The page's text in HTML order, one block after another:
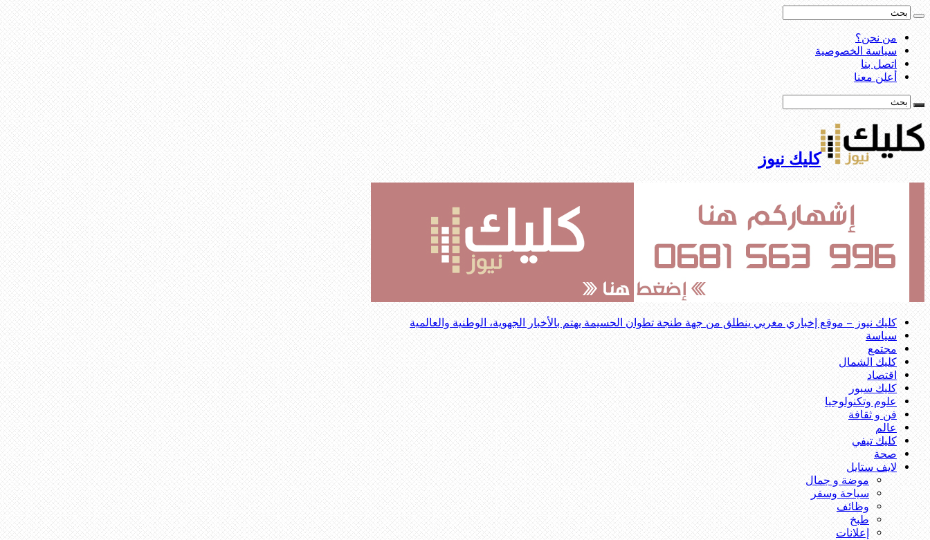
من نحن؟
سياسة الخصوصية
اتصل بنا
أعلن معنا
كليك نيوز
كليك نيوز – موقع إخباري مغربي ينطلق من جهة طنجة تطوان الحسيمة يهتم بالأخبار الجهوية، الوطنية والعالمية
سياسة
مجتمع
كليك الشمال
اقتصاد
كليك سبور
علوم وتكنولوجيا
فن و ثقافة
عالم
كليك تيفي
صحة
لايف ستايل
موضة و جمال
سياحة وسفر
وظائف
طبخ
إعلانات